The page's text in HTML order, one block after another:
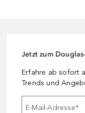
Jetzt zum
Erfahre ab sofort
Trends und
E-Mail-Adresse*